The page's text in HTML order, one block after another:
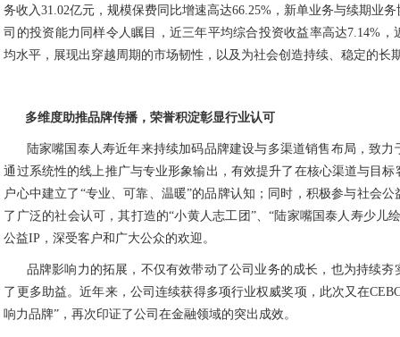
务收入31.02亿元，规模保费同比增速高达66.25%，新单业务与续期业
司的投资能力同样令人瞩目，近三年平均综合投资收益率高达7.14%
均水平，展现出穿越周期的市场韧性，以及为社会创造持续、稳定的长
多维度助推品牌传播，荣誉积淀彰显行业认可
陆家嘴国泰人寿近年来持续加码品牌建设与多渠道销售布局，致
通过系统性的线上推广与专业形象输出，有效提升了在核心渠道与目
户心中建立了“专业、可靠、温暖”的品牌认知；同时，积极参与社会
了广泛的社会认可，其打造的“小黄人志工团”、“陆家嘴国泰人寿少儿
公益IP，深受客户和广大公众的欢迎。
品牌影响力的拓展，不仅有效带动了公司业务的成长，也为持续
了更多助益。近年来，公司连续获得多项行业权威奖项，此次又在
响力品牌”，再次印证了公司在金融领域的突出成效。